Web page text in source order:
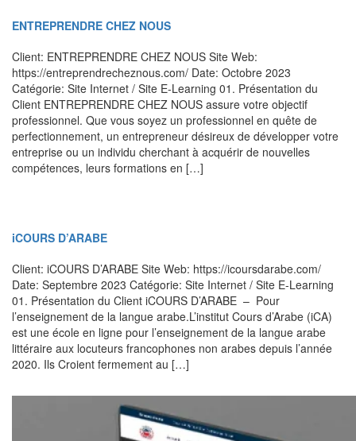
ENTREPRENDRE CHEZ NOUS
Client: ENTREPRENDRE CHEZ NOUS Site Web:
https://entreprendrecheznous.com/ Date: Octobre 2023
Catégorie: Site Internet / Site E-Learning 01. Présentation du
Client ENTREPRENDRE CHEZ NOUS assure votre objectif
professionnel. Que vous soyez un professionnel en quête de
perfectionnement, un entrepreneur désireux de développer votre
entreprise ou un individu cherchant à acquérir de nouvelles
compétences, leurs formations en […]
iCOURS D’ARABE
Client: iCOURS D’ARABE Site Web: https://icoursdarabe.com/
Date: Septembre 2023 Catégorie: Site Internet / Site E-Learning
01. Présentation du Client iCOURS D’ARABE – Pour
l’enseignement de la langue arabe.L’institut Cours d’Arabe (iCA)
est une école en ligne pour l’enseignement de la langue arabe
littéraire aux locuteurs francophones non arabes depuis l’année
2020. Ils Croient fermement au […]